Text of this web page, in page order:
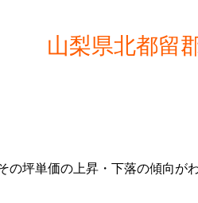
山梨県北都留
の坪単価の上昇・下落の傾向が